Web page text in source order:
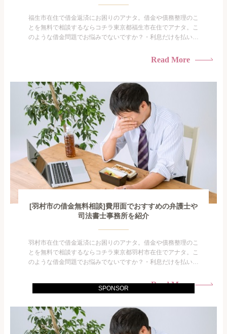
福生市在住で借金返済にお困りのアナタ。借金や債務整理のこ
とを無料で相談するならコチラ東京都福生市在住でアナタ。こ
のような借金問題でお悩みでないですか？・利息だけを払い続
られたくない・借金の催促、取り立てで憂鬱になる。・闇金に
がありま...
Read More
[羽村市の借金無料相談]費用面でおすすめの弁護士や
司法書士事務所を紹介
羽村市在住で借金返済にお困りのアナタ。借金や債務整理のこ
とを無料で相談するならコチラ東京都羽村市在住でアナタ。こ
のような借金問題でお悩みでないですか？・利息だけを払い続
られたくない・借金の催促、取り立てで憂鬱になる。・闇金に
手を出してしまった・過払い金を相談をしたい借金のことなの
がありま...
Read More
SPONSOR